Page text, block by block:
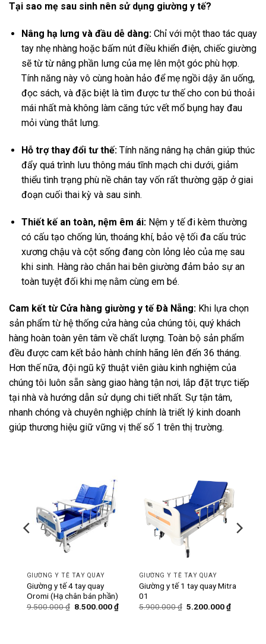
Tại sao mẹ sau sinh nên sử dụng giường y tế?
Nâng hạ lưng và đầu dễ dàng:Chỉ với một thao tác quay
tay nhẹ nhàng hoặc bấm nút điều khiển điện, chiếc giường
sẽ từ từ nâng phần lưng của mẹ lên một góc phù hợp.
Tính năng này vô cùng hoàn hảo để mẹ ngồi dậy ăn uống,
đọc sách, và đặc biệt là tìm được tư thế cho con bú thoải
mái nhất mà không làm căng tức vết mổ bụng hay đau
mỏi vùng thắt lưng.
Hỗ trợ thay đổi tư thế:Tính năng nâng hạ chân giúp thúc
đẩy quá trình lưu thông máu tĩnh mạch chi dưới, giảm
thiểu tình trạng phù nề chân tay vốn rất thường gặp ở giai
đoạn cuối thai kỳ và sau sinh.
Thiết kế an toàn, nệm êm ái:Nệm y tế đi kèm thường
có cấu tạo chống lún, thoáng khí, bảo vệ tối đa cấu trúc
xương chậu và cột sống đang còn lỏng lẻo của mẹ sau
khi sinh. Hàng rào chắn hai bên giường đảm bảo sự an
toàn tuyệt đối khi mẹ nằm cùng em bé.
Cam kết từ Cửa hàng giường y tế Đà Nẵng: Khi lựa chọn
sản phẩm từ hệ thống cửa hàng của chúng tôi, quý khách
hàng hoàn toàn yên tâm về chất lượng. Toàn bộ sản phẩm
đều được cam kết bảo hành chính hãng lên đến 36 tháng.
Hơn thế nữa, đội ngũ kỹ thuật viên giàu kinh nghiệm của
chúng tôi luôn sẵn sàng giao hàng tận nơi, lắp đặt trực tiếp
tại nhà và hướng dẫn sử dụng chi tiết nhất. Sự tận tâm,
nhanh chóng và chuyên nghiệp chính là triết lý kinh doanh
giúp thương hiệu giữ vững vị thế số 1 trên thị trường.
GIƯỜNG Y TẾ TAY QUAY
Giường y tế 4 tay quay
Oromi (Hạ chân bán phần)
9.500.000₫ Giá
8.500.000₫Giá
hiện
GIƯỜNG Y TẾ TAY QUAY
Giường y tế 1 tay quay Mitra
01
5.900.000₫ Giá
5.200.000₫Giá
hiện